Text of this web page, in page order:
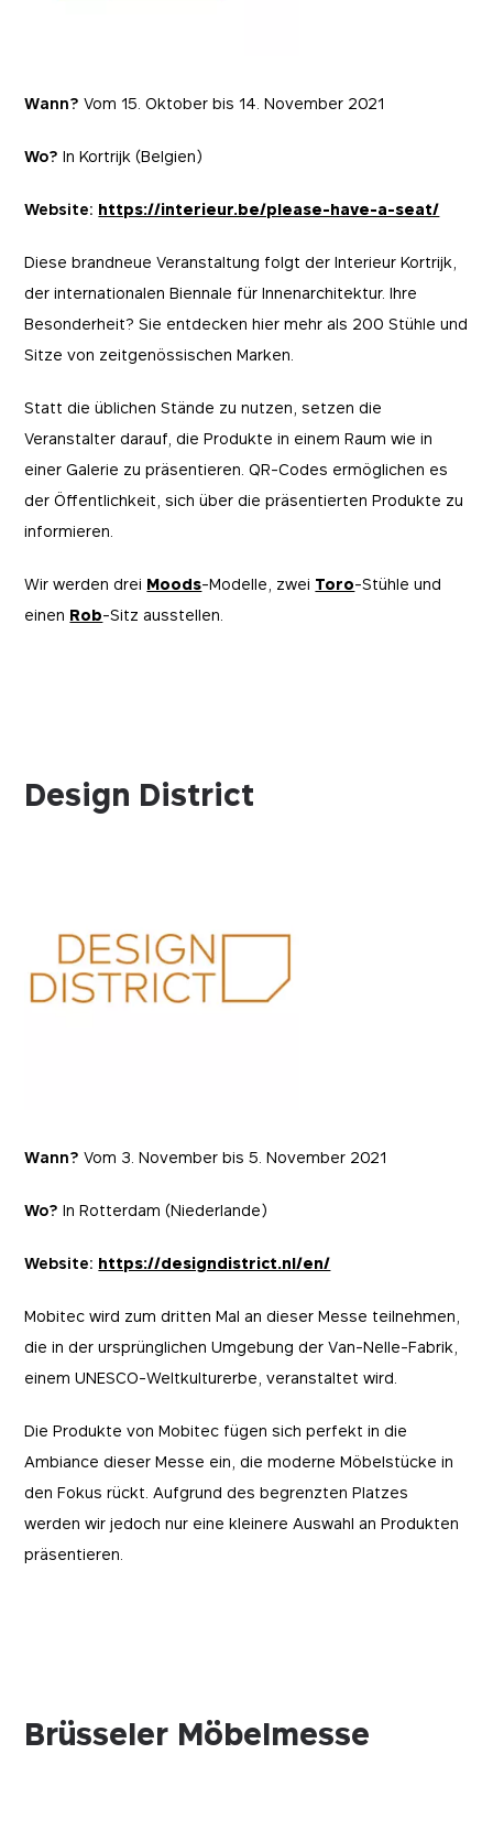
Wann? Vom 15. Oktober bis 14. November 2021
Wo? In Kortrijk (Belgien)
Website: https://interieur.be/please-have-a-seat/
Diese brandneue Veranstaltung folgt der Interieur Kortrijk,
der internationalen Biennale für Innenarchitektur. Ihre
Besonderheit? Sie entdecken hier mehr als 200 Stühle und
Sitze von zeitgenössischen Marken.
Statt die üblichen Stände zu nutzen, setzen die
Veranstalter darauf, die Produkte in einem Raum wie in
einer Galerie zu präsentieren. QR-Codes ermöglichen es
der Öffentlichkeit, sich über die präsentierten Produkte zu
informieren.
Wir werden drei Moods-Modelle, zwei Toro-Stühle und
einen Rob-Sitz ausstellen.
Design District
Wann? Vom 3. November bis 5. November 2021
Wo? In Rotterdam (Niederlande)
Website: https://designdistrict.nl/en/
Mobitec wird zum dritten Mal an dieser Messe teilnehmen,
die in der ursprünglichen Umgebung der Van-Nelle-Fabrik,
einem UNESCO-Weltkulturerbe, veranstaltet wird.
Die Produkte von Mobitec fügen sich perfekt in die
Ambiance dieser Messe ein, die moderne Möbelstücke in
den Fokus rückt. Aufgrund des begrenzten Platzes
werden wir jedoch nur eine kleinere Auswahl an Produkten
präsentieren.
Brüsseler Möbelmesse